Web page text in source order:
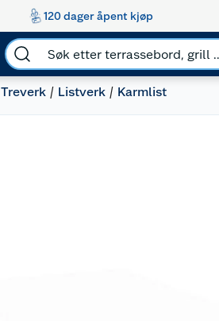
120 dager åpent kjøp
Treverk Listverk Karmlist